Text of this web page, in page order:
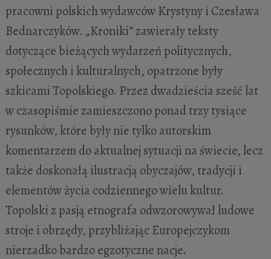
pracowni polskich wydawców Krystyny i Czesława
Bednarczyków. „Kroniki” zawierały teksty
dotyczące bieżących wydarzeń politycznych,
społecznych i kulturalnych, opatrzone były
szkicami Topolskiego. Przez dwadzieścia sześć lat
w czasopiśmie zamieszczono ponad trzy tysiące
rysunków, które były nie tylko autorskim
komentarzem do aktualnej sytuacji na świecie, lecz
także doskonałą ilustracją obyczajów, tradycji i
elementów życia codziennego wielu kultur.
Topolski z pasją etnografa odwzorowywał ludowe
stroje i obrzędy, przybliżając Europejczykom
nierzadko bardzo egzotyczne nacje.